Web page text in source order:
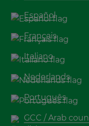
Español
Français
Italiano
Nederlands
Português
GCC / Arab
la terre", mais en
plantes et herbes,
une source
photosynthèse,